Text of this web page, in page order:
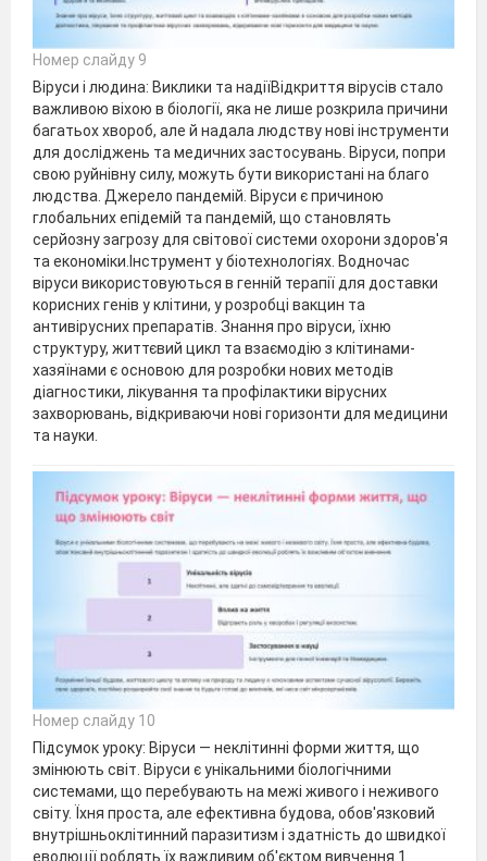
Номер слайду 9
Віруси і людина: Виклики та надіїВідкриття вірусів стало
важливою віхою в біології, яка не лише розкрила причини
багатьох хвороб, але й надала людству нові інструменти
для досліджень та медичних застосувань. Віруси, попри
свою руйнівну силу, можуть бути використані на благо
людства. Джерело пандемій. Віруси є причиною
глобальних епідемій та пандемій, що становлять
серйозну загрозу для світової системи охорони здоров'я
та економіки.Інструмент у біотехнологіях. Водночас
віруси використовуються в генній терапії для доставки
корисних генів у клітини, у розробці вакцин та
антивірусних препаратів. Знання про віруси, їхню
структуру, життєвий цикл та взаємодію з клітинами-
хазяїнами є основою для розробки нових методів
діагностики, лікування та профілактики вірусних
захворювань, відкриваючи нові горизонти для медицини
та науки.
Номер слайду 10
Підсумок уроку: Віруси — неклітинні форми життя, що
змінюють світ. Віруси є унікальними біологічними
системами, що перебувають на межі живого і неживого
світу. Їхня проста, але ефективна будова, обов'язковий
внутрішньоклітинний паразитизм і здатність до швидкої
еволюції роблять їх важливим об'єктом вивчення.1